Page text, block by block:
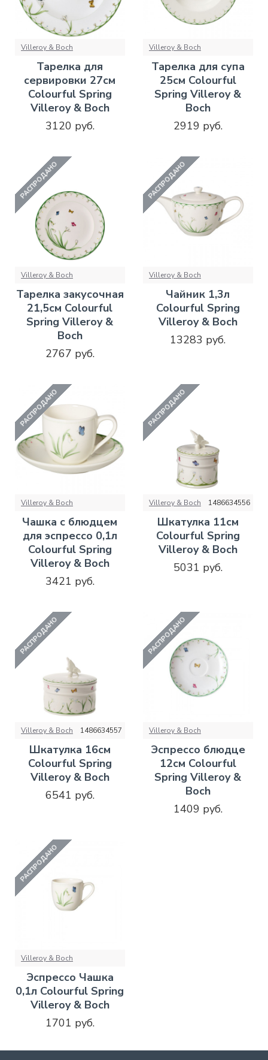
Villeroy & Boch
Тарелка для
сервировки 27см
Colourful Spring
Villeroy & Boch
3120 руб.
Villeroy & Boch
Тарелка для супа
25см Colourful
Spring Villeroy &
Boch
2919 руб.
РАСПРОДАНО
Villeroy & Boch
Тарелка закусочная
21,5см Colourful
Spring Villeroy &
Boch
2767 руб.
РАСПРОДАНО
Villeroy & Boch
Чайник 1,3л
Colourful Spring
Villeroy & Boch
13283 руб.
РАСПРОДАНО
Villeroy & Boch
Чашка с блюдцем
для эспрессо 0,1л
Colourful Spring
Villeroy & Boch
3421 руб.
РАСПРОДАНО
Villeroy & Boch 1486634556
Шкатулка 11см
Colourful Spring
Villeroy & Boch
5031 руб.
РАСПРОДАНО
Villeroy & Boch 1486634557
Шкатулка 16см
Colourful Spring
Villeroy & Boch
6541 руб.
РАСПРОДАНО
Villeroy & Boch
Эспрессо блюдце
12см Colourful
Spring Villeroy &
Boch
1409 руб.
РАСПРОДАНО
Villeroy & Boch
Эспрессо Чашка
0,1л Colourful Spring
Villeroy & Boch
1701 руб.